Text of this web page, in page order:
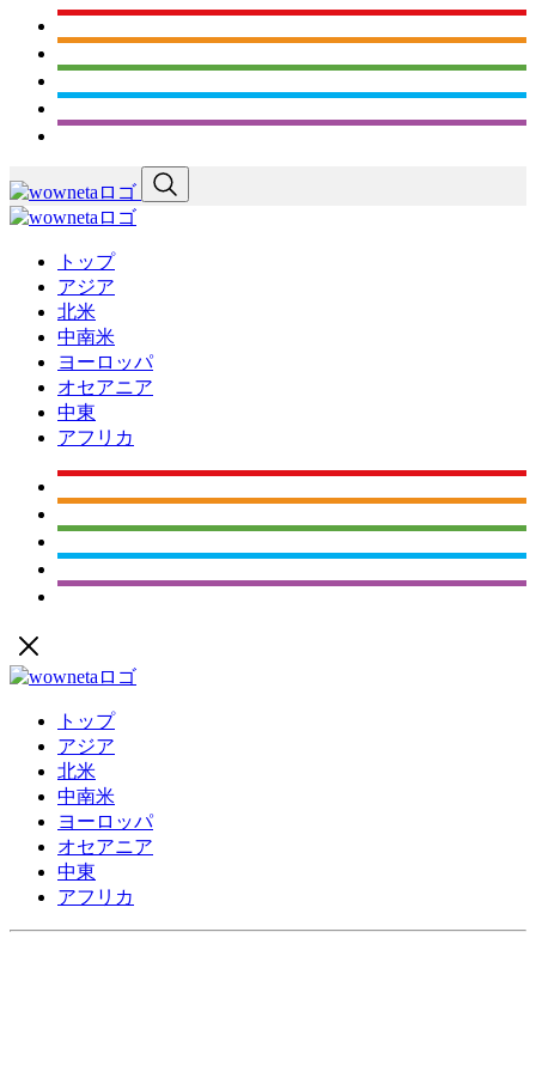
トップ
アジア
北米
中南米
ヨーロッパ
オセアニア
中東
アフリカ
トップ
アジア
北米
中南米
ヨーロッパ
オセアニア
中東
アフリカ